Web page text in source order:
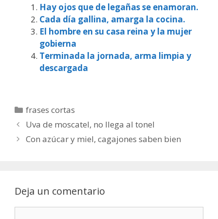
Hay ojos que de legañas se enamoran.
Cada día gallina, amarga la cocina.
El hombre en su casa reina y la mujer
gobierna
Terminada la jornada, arma limpia y
descargada
Categorías
frases cortas
Uva de moscatel, no llega al tonel
Con azúcar y miel, cagajones saben bien
Deja un comentario